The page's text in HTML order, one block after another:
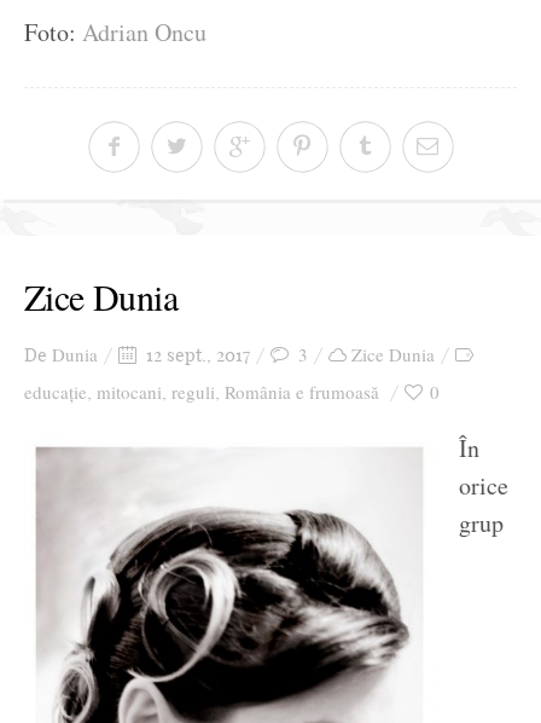
Foto: Adrian Oncu
Zice Dunia
De Dunia 12 sept., 2017 3
Zice Dunia
educație, mitocani, reguli, România e frumoasă 0
În
orice
grup